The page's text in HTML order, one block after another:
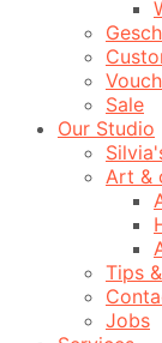
Sale
Our Studio
Art &
Tips
Jobs